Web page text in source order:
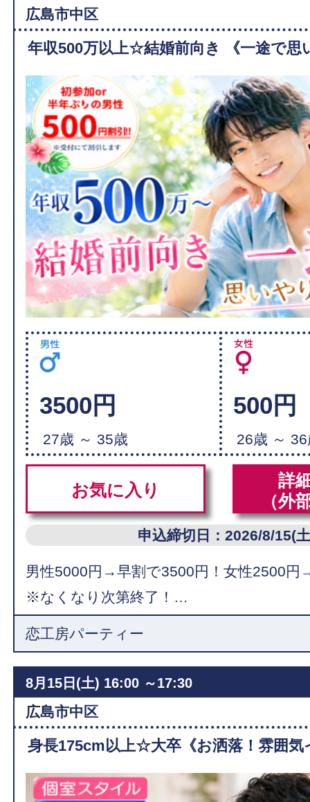
広島市中区
年収500万以上☆結婚前向き 《一途で
3500円
27歳 ～ 35歳
500円
26歳 ～
お気に入り
詳
（外
申込締切日：2026/8/15(
男性5000円→早割で3500円！女性2500円
※なくなり次第終了！…
恋工房パーティー
8月15日(土) 16:00 ～17:30
広島市中区
身長175cm以上☆大卒《お洒落！雰囲